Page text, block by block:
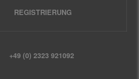
REGISTRIERUNG
+49 (0) 2323 921092